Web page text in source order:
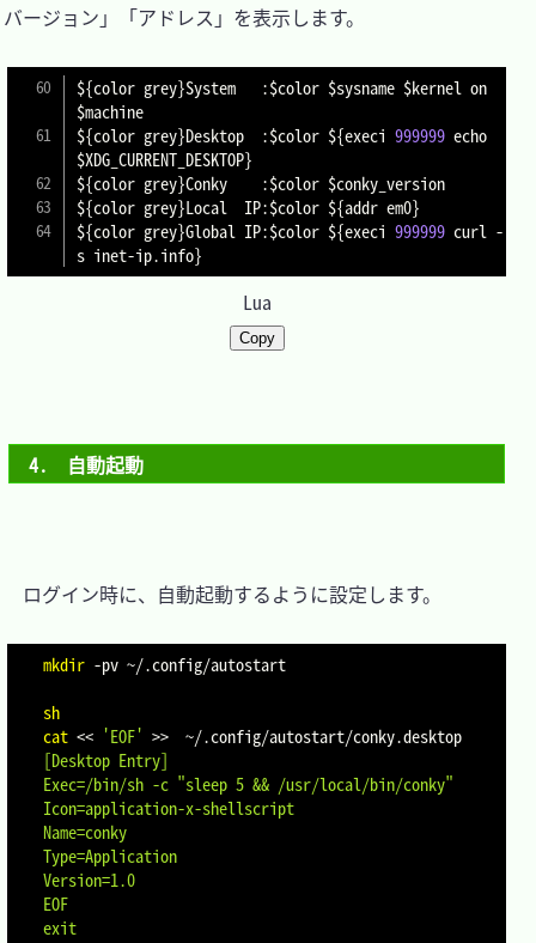
バージョン」「アドレス」を表示します。
${color grey}System :$color $sysname $kernel on
$machine
${color grey}Desktop :$color ${execi 999999 echo
$XDG_CURRENT_DESKTOP}
${color grey}Conky :$color $conky_version
${color grey}Local  IP:$color ${addr em0}
${color grey}Global IP:$color ${execi 999999 curl -
s inet-ip.info}
Lua
Copy
4.　自動起動
ログイン時に、自動起動するように設定します。
mkdir -pv ~/.config/autostart
sh
cat << 'EOF' >>
  ~/.config/autostart/conky.desktop
[Desktop Entry]
Exec=/bin/sh -c "sleep 5 && /usr/local/bin/conky"
Icon=application-x-shellscript
Name=conky
Type=Application
Version=1.0
EOF
exit